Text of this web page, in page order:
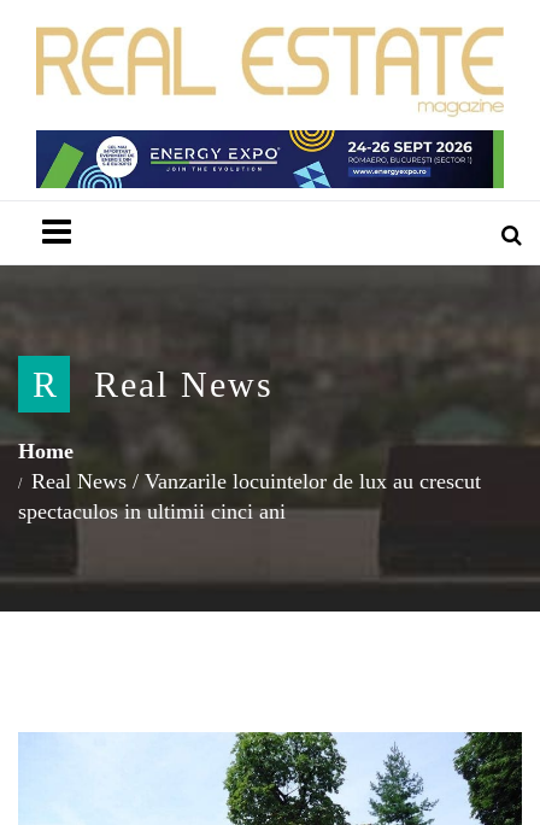
R Real News
Home
Real News / Vanzarile locuintelor de lux au crescut
spectaculos in ultimii cinci ani